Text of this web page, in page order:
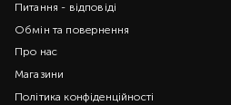
Питання - відповіді
Обмін та повернення
Про нас
Магазини
Політика конфіденційності